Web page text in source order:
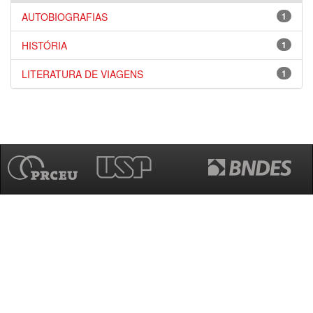
1
AUTOBIOGRAFIAS
1
HISTÓRIA
1
LITERATURA DE VIAGENS